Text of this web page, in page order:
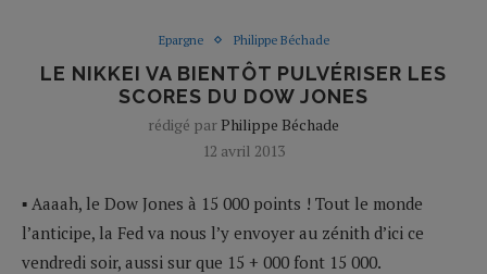
Epargne Philippe Béchade
LE NIKKEI VA BIENTÔT PULVÉRISER LES
SCORES DU DOW JONES
rédigé par Philippe Béchade
12 avril 2013
▪ Aaaah, le Dow Jones à 15 000 points ! Tout le monde
l’anticipe, la Fed va nous l’y envoyer au zénith d’ici ce
vendredi soir, aussi sur que 15 + 000 font 15 000.